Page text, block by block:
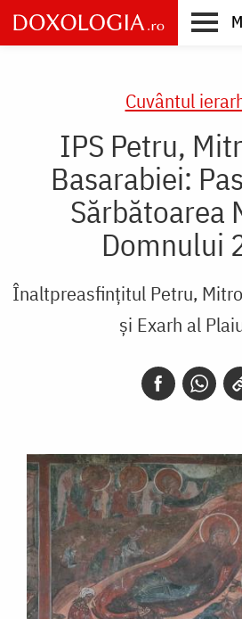
Skip
to
main
Cuvântul
IPS Petru,
Basarabiei:
Sărbătoarea
Domnului
Înaltpreasfințitul Petru,
și Exarh al